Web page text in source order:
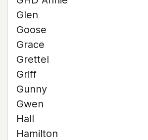
Glen
Goose
Grace
Grettel
Griff
Gunny
Gwen
Hall
Hamilton